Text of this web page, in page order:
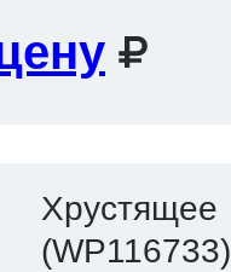
Хрустящее
(WP116733)